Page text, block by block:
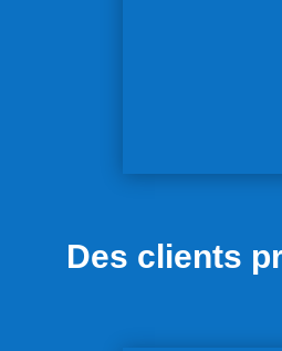
Des clients